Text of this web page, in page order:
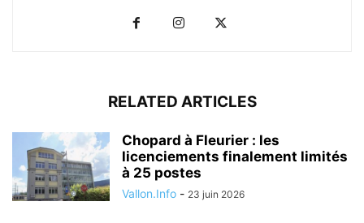
RELATED ARTICLES
Chopard à Fleurier : les
licenciements finalement limités
à 25 postes
Vallon.Info - 23 juin 2026